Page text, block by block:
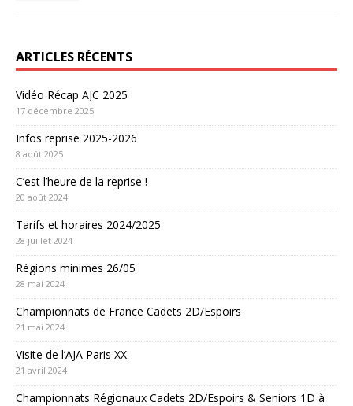
ARTICLES RÉCENTS
Vidéo Récap AJC 2025
17 décembre 2025
Infos reprise 2025-2026
8 août 2025
C’est l’heure de la reprise !
20 août 2024
Tarifs et horaires 2024/2025
28 juillet 2024
Régions minimes 26/05
28 mai 2024
Championnats de France Cadets 2D/Espoirs
21 mai 2024
Visite de l’AJA Paris XX
21 avril 2024
Championnats Régionaux Cadets 2D/Espoirs & Seniors 1D à